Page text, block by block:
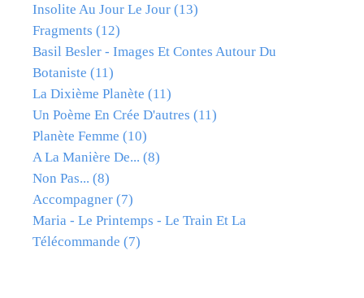
Insolite Au Jour Le Jour (13)
Fragments (12)
Basil Besler - Images Et Contes Autour Du
Botaniste (11)
La Dixième Planète (11)
Un Poème En Crée D'autres (11)
Planète Femme (10)
A La Manière De... (8)
Non Pas... (8)
Accompagner (7)
Maria - Le Printemps - Le Train Et La
Télécommande (7)